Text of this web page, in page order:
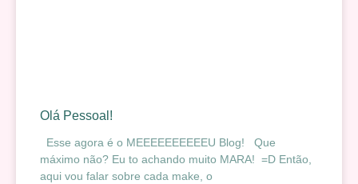
Olá Pessoal!
Esse agora é o MEEEEEEEEEEU Blog! Que
máximo não? Eu to achando muito MARA! =D Então,
aqui vou falar sobre cada make, o